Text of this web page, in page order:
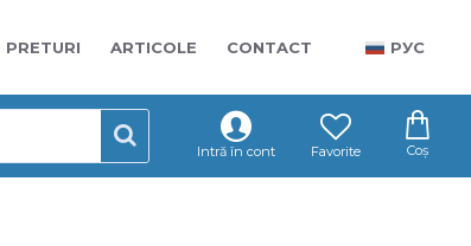
PRETURI ARTICOLE CONTACT РУС
Intră în cont Favorite Coș